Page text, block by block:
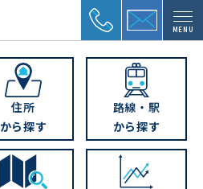
MENU
住所
から探す
路線・駅
から探す